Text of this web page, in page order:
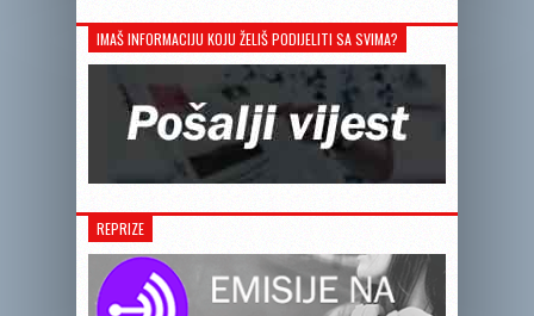
IMAŠ INFORMACIJU KOJU ŽELIŠ PODIJELITI SA SVIMA?
REPRIZE